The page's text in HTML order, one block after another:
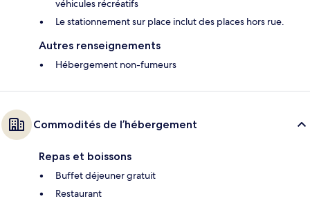
véhicules récréatifs
Le stationnement sur place inclut des places hors rue.
Autres renseignements
Hébergement non-fumeurs
Commodités de l’hébergement
Repas et boissons
Buffet déjeuner gratuit
Restaurant